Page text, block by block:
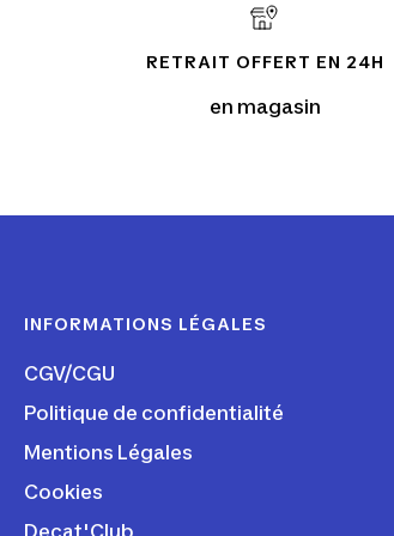
RETRAIT OFFERT EN 24H
en magasin
INFORMATIONS LÉGALES
CGV/CGU
Politique de confidentialité
Mentions Légales
Cookies
Decat'Club